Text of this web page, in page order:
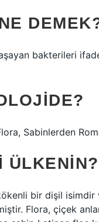
bakterileri
Sabinlerden
ÜLKENIN?
bir dişil
Flora, çiçek